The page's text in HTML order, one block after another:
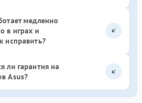
медленно
в играх и
исправить?
ли гарантия на
Asus?